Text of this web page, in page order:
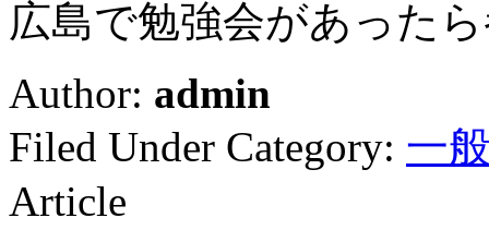
広島で勉強会があった
Author: admin
Filed Under Category: 一
Article